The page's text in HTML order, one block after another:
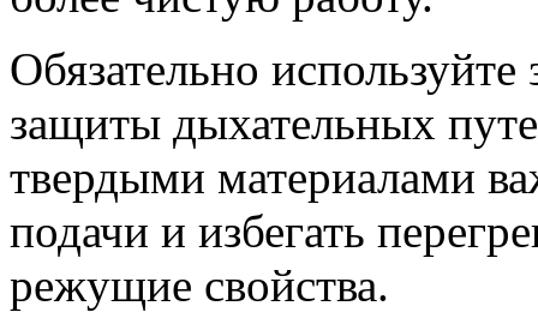
Обязательно
защиты дыхательных
твердыми материалами
подачи и избегать
режущие свойства.